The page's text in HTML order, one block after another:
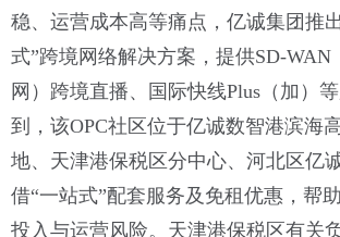
稳、运营成本高等痛点，亿诚集团推
式”跨境网络解决方案，提供SD-WAN
网）跨境直播、国际快线Plus（加）
到，该OPC社区位于亿诚数智港滨海
地、天津港保税区分中心、河北区亿
借“一站式”配套服务及免租优惠，帮
投入与运营风险。天津港保税区有关